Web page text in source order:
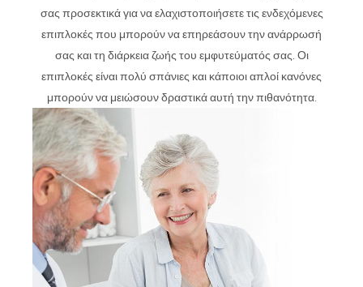
σας προσεκτικά για να ελαχιστοποιήσετε τις ενδεχόμενες
επιπλοκές που μπορούν να επηρεάσουν την ανάρρωσή
σας και τη διάρκεια ζωής του εμφυτεύματός σας. Οι
επιπλοκές είναι πολύ σπάνιες και κάποιοι απλοί κανόνες
μπορούν να μειώσουν δραστικά αυτή την πιθανότητα.